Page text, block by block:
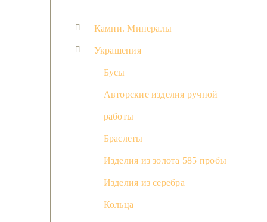
Камни. Минералы
Украшения
Бусы
Авторские изделия ручной
работы
Браслеты
Изделия из золота 585 пробы
Изделия из серебра
Кольца